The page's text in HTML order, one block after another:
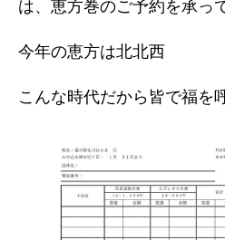
は、恵方巻のご予約を承っ
今年の恵方は北北西
こんな時代だから皆で福を